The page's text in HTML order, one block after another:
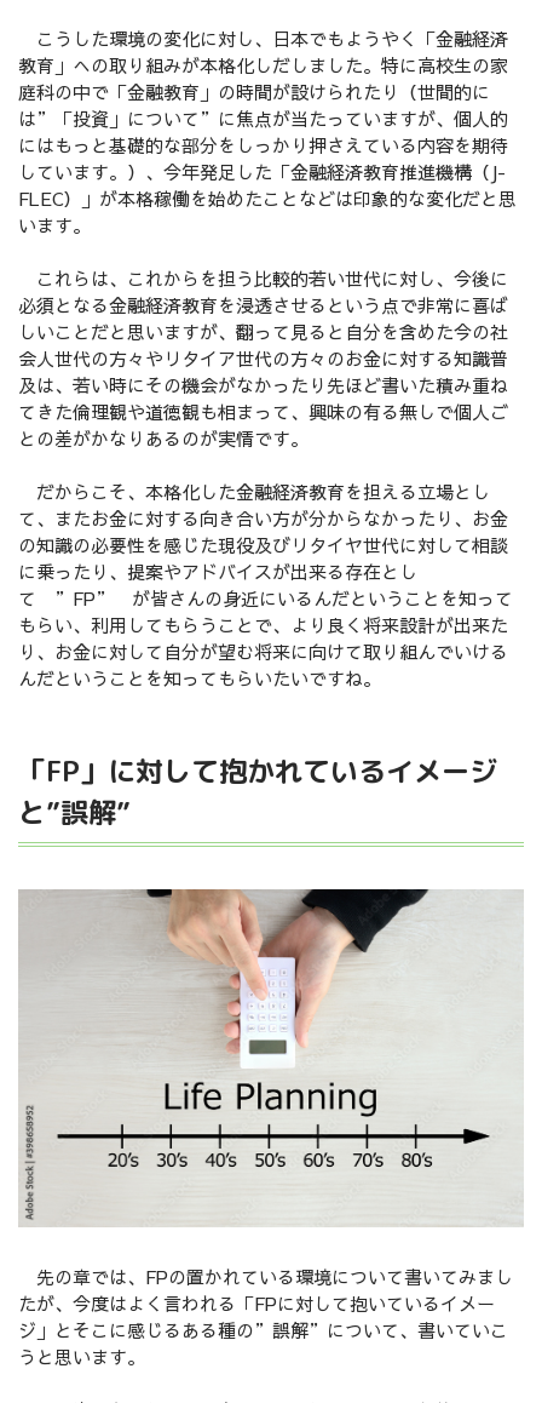
こうした環境の変化に対し、日本でもようやく「金融経済
教育」への取り組みが本格化しだしました。特に高校生の家
庭科の中で「金融教育」の時間が設けられたり（世間的に
は”「投資」について”に焦点が当たっていますが、個人的
にはもっと基礎的な部分をしっかり押さえている内容を期待
しています。）、今年発足した「金融経済教育推進機構（J-
FLEC）」が本格稼働を始めたことなどは印象的な変化だと思
います。
これらは、これからを担う比較的若い世代に対し、今後に
必須となる金融経済教育を浸透させるという点で非常に喜ば
しいことだと思いますが、翻って見ると自分を含めた今の社
会人世代の方々やリタイア世代の方々のお金に対する知識普
及は、若い時にその機会がなかったり先ほど書いた積み重ね
てきた倫理観や道徳観も相まって、興味の有る無しで個人ご
との差がかなりあるのが実情です。
だからこそ、本格化した金融経済教育を担える立場とし
て、またお金に対する向き合い方が分からなかったり、お金
の知識の必要性を感じた現役及びリタイヤ世代に対して相談
に乗ったり、提案やアドバイスが出来る存在とし
て ”FP” が皆さんの身近にいるんだということを知って
もらい、利用してもらうことで、より良く将来設計が出来た
り、お金に対して自分が望む将来に向けて取り組んでいける
んだということを知ってもらいたいですね。
「FP」に対して抱かれているイメージ
と”誤解”
先の章では、FPの置かれている環境について書いてみまし
たが、今度はよく言われる「FPに対して抱いているイメー
ジ」とそこに感じるある種の”誤解”について、書いていこ
うと思います。